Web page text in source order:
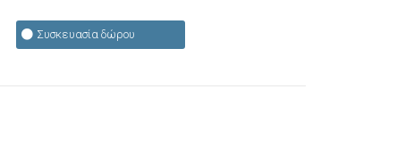
Συσκευασία δώρου